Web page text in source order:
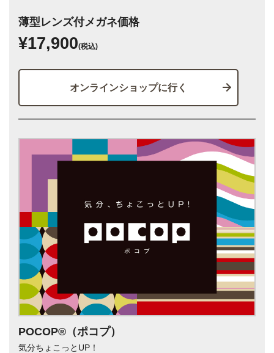
薄型レンズ付メガネ価格
¥17,900(税込)
オンラインショップに行く
POCOP®（ポコプ）
気分ちょこっとUP！